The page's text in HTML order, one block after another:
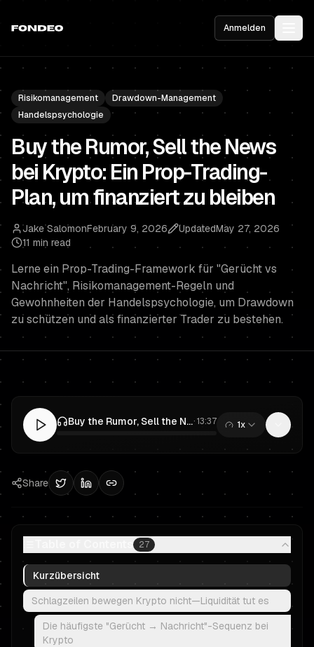
Anmelden
Risikomanagement
Drawdown-Management
Handelspsychologie
Buy the Rumor, Sell the News
bei Krypto: Ein Prop-Trading-
Plan, um finanziert zu bleiben
Jake SalomonFebruary 9, 2026 UpdatedMay 27, 2026
11 min read
Lerne ein Prop-Trading-Framework für "Gerücht vs
Nachricht", Risikomanagement-Regeln und
Gewohnheiten der Handelspsychologie, um Drawdown
zu schützen und als finanzierter Trader zu bestehen.
Buy the Rumor, Sell the News bei Krypto: Ein Prop-Trading-Plan, um finanziert zu bleiben·13:37 1x
0:00
13:37
Share
27
Kurzübersicht
Schlagzeilen bewegen Krypto nicht—Liquidität tut es
Die häufigste "Gerücht → Nachricht"-Sequenz bei
Krypto